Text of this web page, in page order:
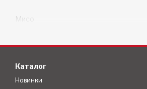
Мисо
Каталог
Новинки